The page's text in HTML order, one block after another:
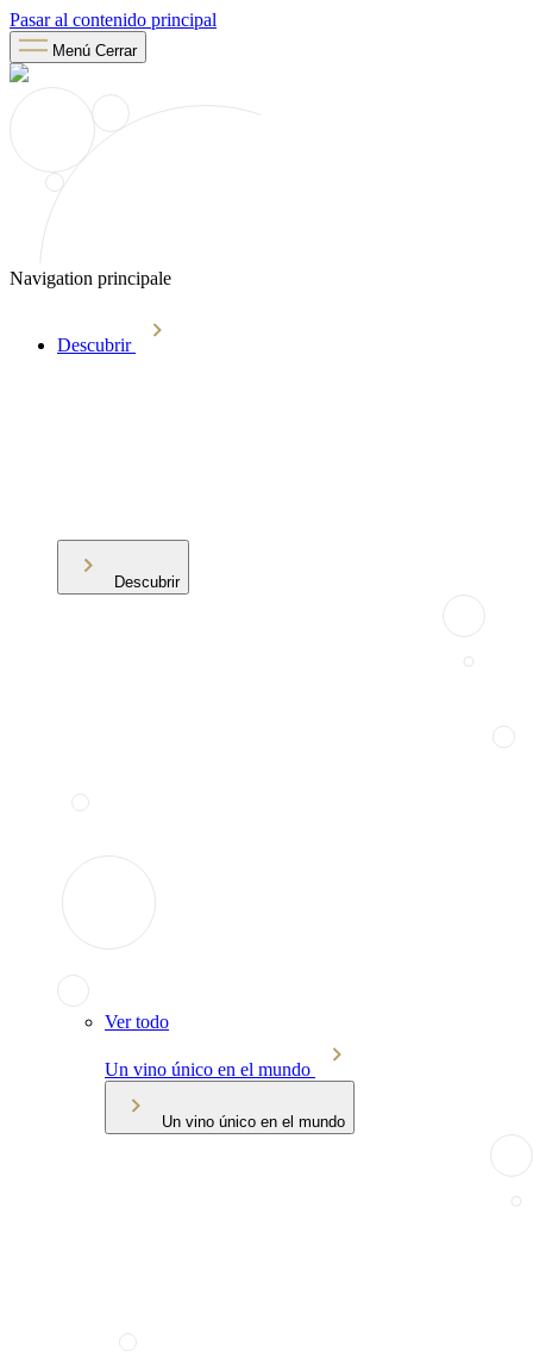
Pasar al contenido principal
Menú Cerrar
Navigation principale
Descubrir
Descubrir
Ver todo
Un vino único en el mundo
Un vino único en el mundo